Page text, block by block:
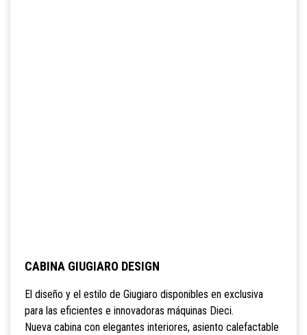
CABINA GIUGIARO DESIGN
El diseño y el estilo de Giugiaro disponibles en exclusiva
para las eficientes e innovadoras máquinas Dieci.
Nueva cabina con elegantes interiores, asiento calefactable